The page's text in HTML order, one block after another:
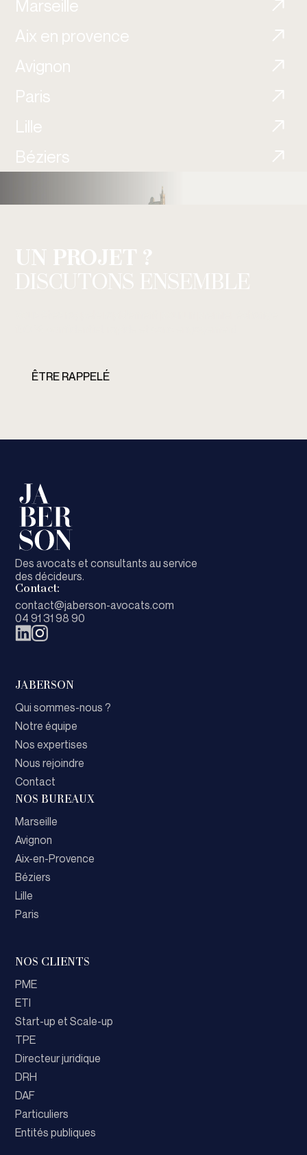
Marseille
Aix en provence
Avignon
Paris
Lille
Béziers
UN PROJET ?
DISCUTONS ENSEMBLE
ÊTRE RAPPELÉ
Des avocats et consultants au service
des décideurs.
Contact:
contact@jaberson-avocats.com
04 91 31 98 90
JABERSON
Qui sommes-nous ?
Notre équipe
Nos expertises
Nous rejoindre
Contact
NOS BUREAUX
Marseille
Avignon
Aix-en-Provence
Béziers
Lille
Paris
NOS CLIENTS
PME
ETI
Start-up et Scale-up
TPE
Directeur juridique
DRH
DAF
Particuliers
Entités publiques